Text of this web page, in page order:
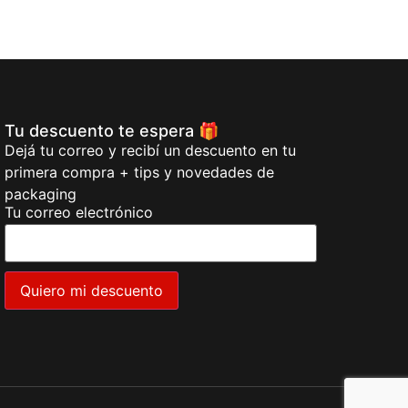
Tu descuento te espera 🎁
Dejá tu correo y recibí un descuento en tu
primera compra + tips y novedades de
packaging
Tu correo electrónico